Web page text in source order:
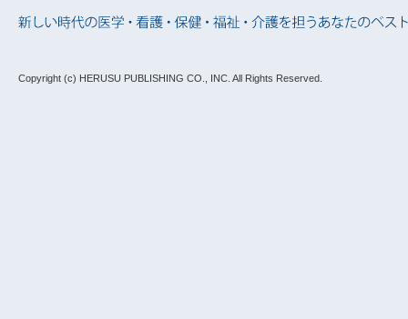
Copyright (c) HERUSU PUBLISHING CO., INC. All Rights Reserved.